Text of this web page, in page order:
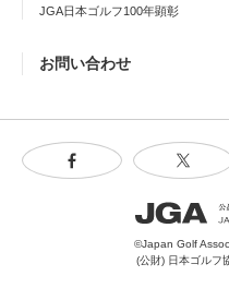
JGA日本ゴルフ100年顕彰
お問い合わせ
©Japan Golf
(公財) 日本ゴル